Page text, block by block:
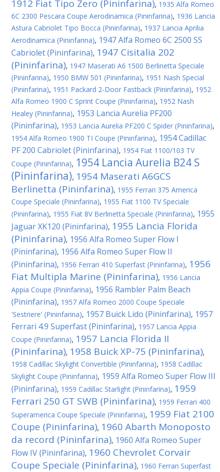
1912 Fiat Tipo Zero (Pininfarina), 1935 Alfa Romeo
6C 2300 Pescara Coupe Aerodinamica (Pininfarina), 1936 Lancia
Astura Cabriolet Tipo Bocca (Pininfarina), 1937 Lancia Aprilia
Aerodinamica (Pininfarina), 1947 Alfa Romeo 6C 2500 SS
Cabriolet (Pininfarina), 1947 Cisitalia 202
(Pininfarina), 1947 Maserati A6 1500 Berlinetta Speciale
(Pininfarina), 1950 BMW 501 (Pininfarina), 1951 Nash Special
(Pininfarina), 1951 Packard 2-Door Fastback (Pininfarina), 1952
Alfa Romeo 1900 C Sprint Coupe (Pininfarina), 1952 Nash
Healey (Pininfarina), 1953 Lancia Aurelia PF200
(Pininfarina), 1953 Lancia Aurelia PF200 C Spider (Pininfarina),
1954 Alfa Romeo 1900 TI Coupe (Pininfarina), 1954 Cadillac
PF 200 Cabriolet (Pininfarina), 1954 Fiat 1100/103 TV
Coupe (Pininfarina), 1954 Lancia Aurelia B24 S
(Pininfarina), 1954 Maserati A6GCS
Berlinetta (Pininfarina), 1955 Ferrari 375 America
Coupe Speciale (Pininfarina), 1955 Fiat 1100 TV Speciale
(Pininfarina), 1955 Fiat 8V Berlinetta Speciale (Pininfarina), 1955
Jaguar XK120 (Pininfarina), 1955 Lancia Florida
(Pininfarina), 1956 Alfa Romeo Super Flow I
(Pininfarina), 1956 Alfa Romeo Super Flow II
(Pininfarina), 1956 Ferrari 410 Superfast (Pininfarina), 1956
Fiat Multipla Marine (Pininfarina), 1956 Lancia
Appia Coupe (Pininfarina), 1956 Rambler Palm Beach
(Pininfarina), 1957 Alfa Romeo 2000 Coupe Speciale
'Sestriere' (Pininfarina), 1957 Buick Lido (Pininfarina), 1957
Ferrari 4.9 Superfast (Pininfarina), 1957 Lancia Appia
Coupe (Pininfarina), 1957 Lancia Florida II
(Pininfarina), 1958 Buick XP-75 (Pininfarina),
1958 Cadillac Skylight Convertible (Pininfarina), 1958 Cadillac
Skylight Coupe (Pininfarina), 1959 Alfa Romeo Super Flow III
(Pininfarina), 1959 Cadillac Starlight (Pininfarina), 1959
Ferrari 250 GT SWB (Pininfarina), 1959 Ferrari 400
Superamerica Coupe Speciale (Pininfarina), 1959 Fiat 2100
Coupe (Pininfarina), 1960 Abarth Monoposto
da record (Pininfarina), 1960 Alfa Romeo Super
Flow IV (Pininfarina), 1960 Chevrolet Corvair
Coupe Speciale (Pininfarina), 1960 Ferrari Superfast